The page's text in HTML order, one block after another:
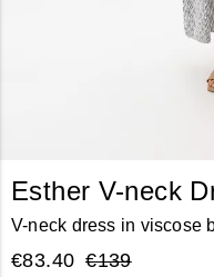
Esther V-neck
V-neck dress in viscose
€83.40 €139